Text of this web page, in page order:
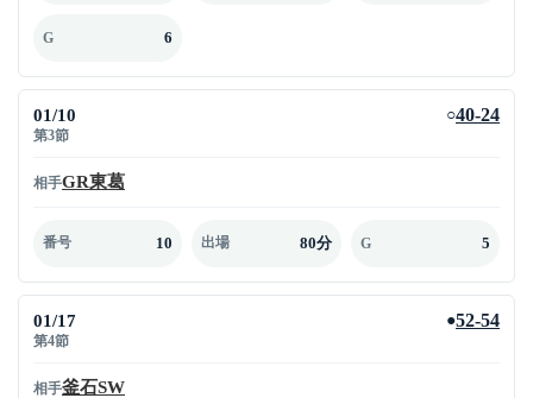
G 6
01/10
第3節
○40-24
相手GR東葛
番号 10 出場 80分 G 5
01/17
第4節
●52-54
相手釜石SW